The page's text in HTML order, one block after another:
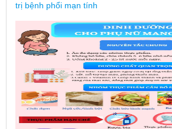
trị bệnh phổi mạn tính